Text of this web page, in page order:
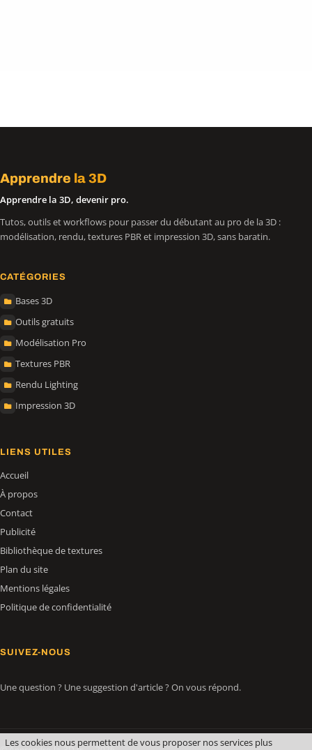
Apprendre la 3D
Apprendre la 3D, devenir pro.
Tutos, outils et workflows pour passer du débutant au pro de la 3D :
modélisation, rendu, textures PBR et impression 3D, sans baratin.
CATÉGORIES
Bases 3D
Outils gratuits
Modélisation Pro
Textures PBR
Rendu Lighting
Impression 3D
LIENS UTILES
Accueil
À propos
Contact
Publicité
Bibliothèque de textures
Plan du site
Mentions légales
Politique de confidentialité
SUIVEZ-NOUS
Une question ? Une suggestion d'article ? On vous répond.
Les cookies nous permettent de vous proposer nos services plus